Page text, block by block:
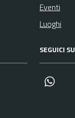
Eventi
Luoghi
SEGUICI SU